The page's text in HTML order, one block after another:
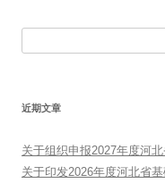
索：
近期文章
关于组织申报2027年度河
关于印发2026年度河北省